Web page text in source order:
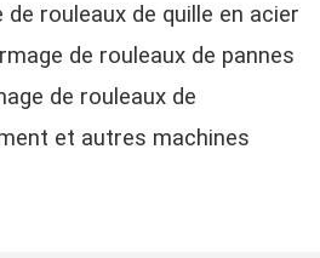
rouleaux de quille en acier
de rouleaux de pannes
de rouleaux de
et autres machines